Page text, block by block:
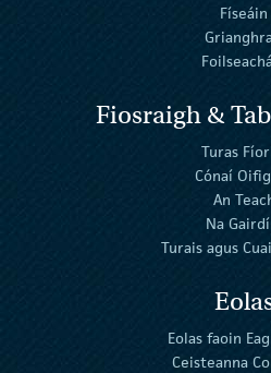
Físeáin
Fiosraigh &
Turas
Cónaí
An
Na
Turais agus
Eolas faoin
Ceisteanna